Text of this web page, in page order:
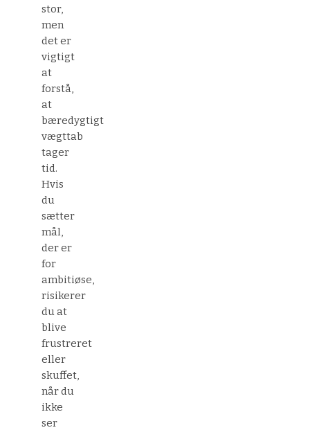
stor,
men
det er
vigtigt
at
forstå,
at
bæredygtigt
vægttab
tager
tid.
Hvis
du
sætter
mål,
der er
for
ambitiøse,
risikerer
du at
blive
frustreret
eller
skuffet,
når du
ikke
ser